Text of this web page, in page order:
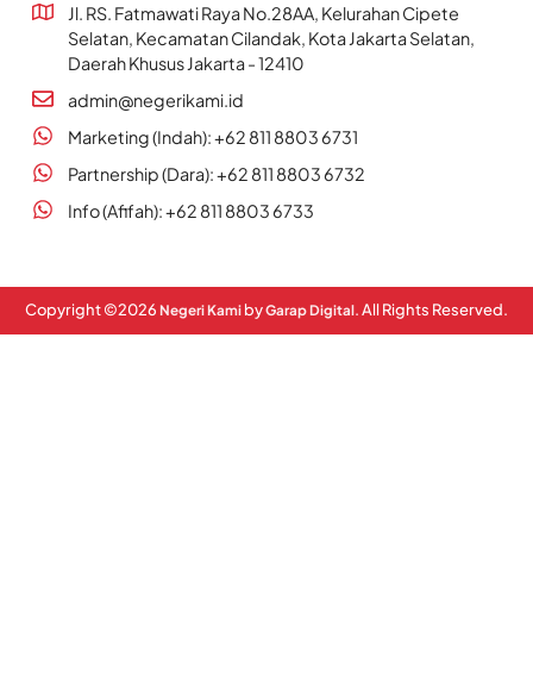
Jl. RS. Fatmawati Raya No.28AA, Kelurahan Cipete
Selatan, Kecamatan Cilandak, Kota Jakarta Selatan,
Daerah Khusus Jakarta - 12410
admin@negerikami.id
Marketing (Indah): +62 811 8803 6731
Partnership (Dara): +62 811 8803 6732
Info (Afifah): +62 811 8803 6733
Copyright ©2026 Negeri Kami byGarap Digital. All Rights Reserved.